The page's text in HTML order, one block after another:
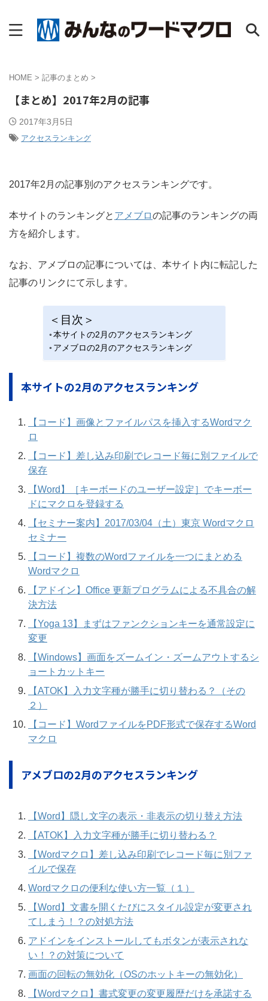
HOME > 記事のまとめ >
【まとめ】2017年2月の記事
2017年3月5日
アクセスランキング
2017年2月の記事別のアクセスランキングです。
本サイトのランキングと アメブロの記事のランキングの両
方を紹介します。
なお、アメブロの記事については、本サイト内に転記した
記事のリンクにて示します。
＜目次＞
本サイトの2月のアクセスランキング
アメブロの2月のアクセスランキング
本サイトの2月のアクセスランキング
【コード】画像とファイルパスを挿入するWordマク
ロ
【コード】差し込み印刷でレコード毎に別ファイルで
保存
【Word】［キーボードのユーザー設定］でキーボー
ドにマクロを登録する
【セミナー案内】2017/03/04（土）東京 Wordマクロ
セミナー
【コード】複数のWordファイルを一つにまとめる
Wordマクロ
【アドイン】Office 更新プログラムによる不具合の解
決方法
【Yoga 13】まずはファンクションキーを通常設定に
変更
【Windows】画面をズームイン・ズームアウトするシ
ョートカットキー
【ATOK】入力文字種が勝手に切り替わる？（その
２）
【コード】WordファイルをPDF形式で保存するWord
マクロ
アメブロの2月のアクセスランキング
【Word】隠し文字の表示・非表示の切り替え方法
【ATOK】入力文字種が勝手に切り替わる？
【Wordマクロ】差し込み印刷でレコード毎に別ファ
イルで保存
Wordマクロの便利な使い方一覧（１）
【Word】文書を開くたびにスタイル設定が変更され
てしまう！？の対処方法
アドインをインストールしてもボタンが表示されな
い！？の対策について
画面の回転の無効化（OSのホットキーの無効化）
【Wordマクロ】書式変更の変更履歴だけを承諾する